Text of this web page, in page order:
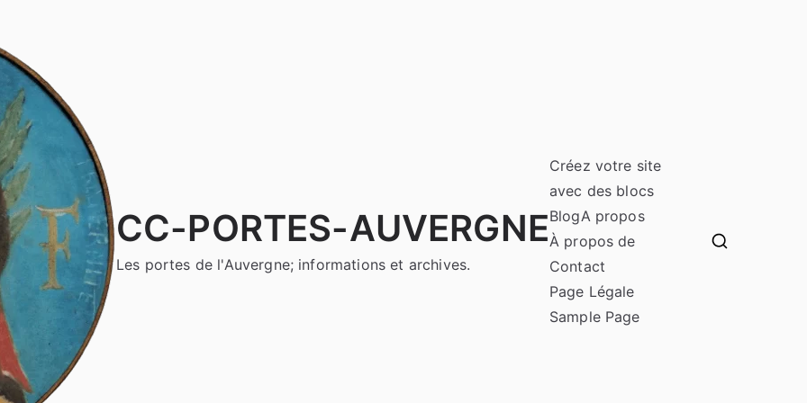
CC-PORTES-AUVERGNE
Les portes de l'Auvergne; informations et archives.
Créez votre site
avec des blocs
BlogA propos
À propos de
Contact
Page Légale
Sample Page